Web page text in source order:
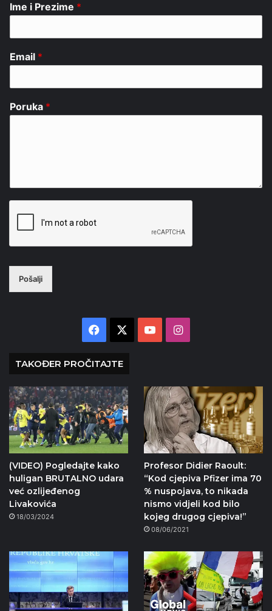
Ime i Prezime *
Email *
Poruka *
Pošalji
Facebook YouTubeInstagram
TAKOĐER PROČITAJTE
(VIDEO) Pogledajte kako
huligan BRUTALNO udara
već ozlijeđenog
Livakovića
18/03/2024
Profesor Didier Raoult:
“Kod cjepiva Pfizer ima 70
% nuspojava, to nikada
nismo vidjeli kod bilo
kojeg drugog cjepiva!”
08/06/2021